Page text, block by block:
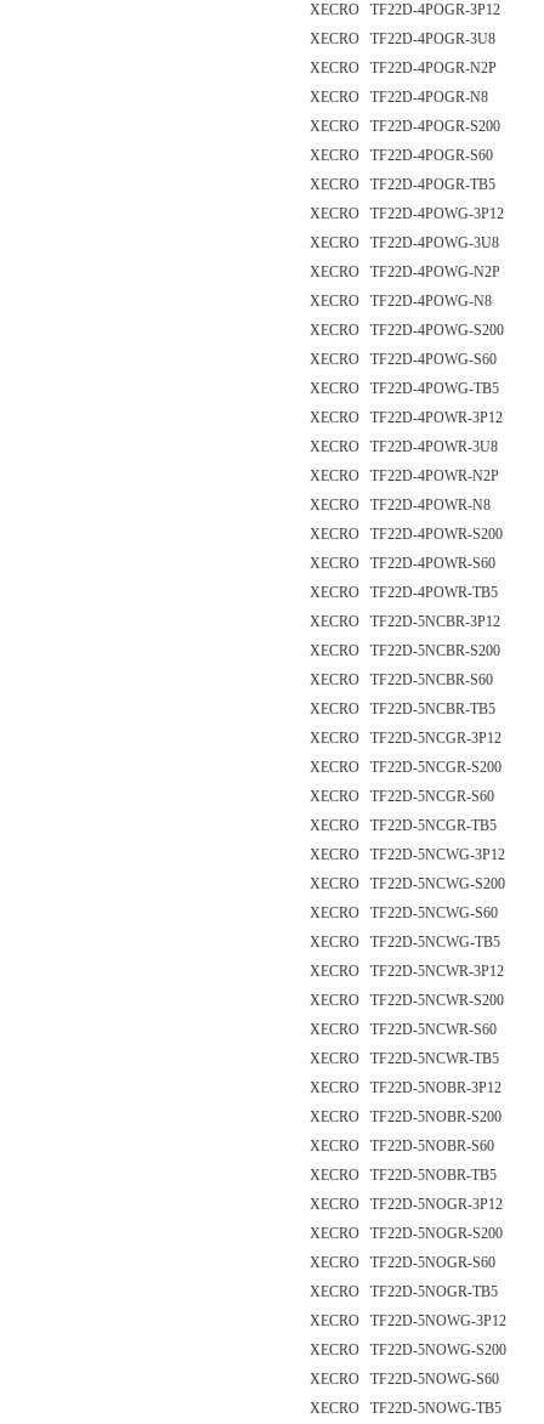
XECRO TF22D-4POGR-3P12
XECRO TF22D-4POGR-3U8
XECRO TF22D-4POGR-N2P
XECRO TF22D-4POGR-N8
XECRO TF22D-4POGR-S200
XECRO TF22D-4POGR-S60
XECRO TF22D-4POGR-TB5
XECRO TF22D-4POWG-3P12
XECRO TF22D-4POWG-3U8
XECRO TF22D-4POWG-N2P
XECRO TF22D-4POWG-N8
XECRO TF22D-4POWG-S200
XECRO TF22D-4POWG-S60
XECRO TF22D-4POWG-TB5
XECRO TF22D-4POWR-3P12
XECRO TF22D-4POWR-3U8
XECRO TF22D-4POWR-N2P
XECRO TF22D-4POWR-N8
XECRO TF22D-4POWR-S200
XECRO TF22D-4POWR-S60
XECRO TF22D-4POWR-TB5
XECRO TF22D-5NCBR-3P12
XECRO TF22D-5NCBR-S200
XECRO TF22D-5NCBR-S60
XECRO TF22D-5NCBR-TB5
XECRO TF22D-5NCGR-3P12
XECRO TF22D-5NCGR-S200
XECRO TF22D-5NCGR-S60
XECRO TF22D-5NCGR-TB5
XECRO TF22D-5NCWG-3P12
XECRO TF22D-5NCWG-S200
XECRO TF22D-5NCWG-S60
XECRO TF22D-5NCWG-TB5
XECRO TF22D-5NCWR-3P12
XECRO TF22D-5NCWR-S200
XECRO TF22D-5NCWR-S60
XECRO TF22D-5NCWR-TB5
XECRO TF22D-5NOBR-3P12
XECRO TF22D-5NOBR-S200
XECRO TF22D-5NOBR-S60
XECRO TF22D-5NOBR-TB5
XECRO TF22D-5NOGR-3P12
XECRO TF22D-5NOGR-S200
XECRO TF22D-5NOGR-S60
XECRO TF22D-5NOGR-TB5
XECRO TF22D-5NOWG-3P12
XECRO TF22D-5NOWG-S200
XECRO TF22D-5NOWG-S60
XECRO TF22D-5NOWG-TB5